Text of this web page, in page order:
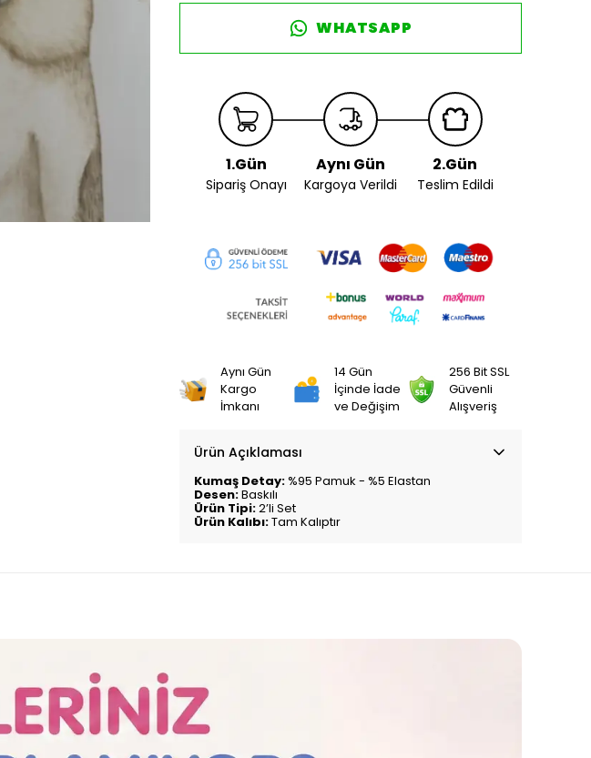
WHATSAPP
1.Gün
Sipariş Onayı
Aynı Gün
Kargoya Verildi
2.Gün
Teslim Edildi
Aynı Gün
Kargo
İmkanı
14 Gün
İçinde İade
ve Değişim
256 Bit SSL
Güvenli
Alışveriş
Ürün Açıklaması
Kumaş Detay:%95 Pamuk - %5 Elastan
Desen:Baskılı
Ürün Tipi:2’li Set
Ürün Kalıbı:Tam Kalıptır